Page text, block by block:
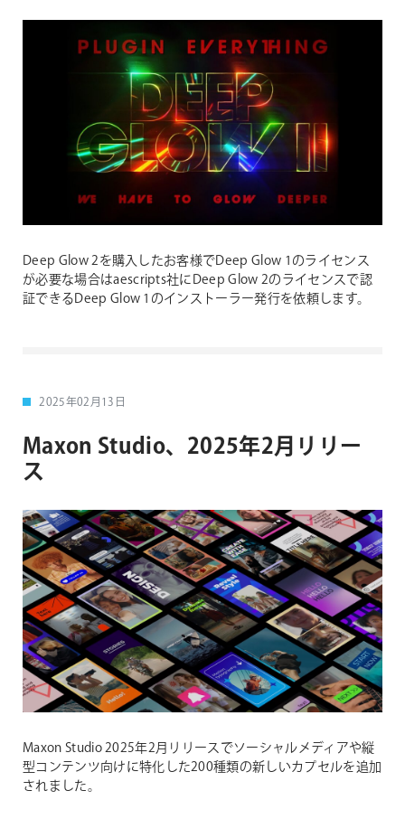
Deep Glow 2を購入したお客様でDeep Glow 1のライセンス
が必要な場合はaescripts社にDeep Glow 2のライセンスで認
証できるDeep Glow 1のインストーラー発行を依頼します。
2025年02月13日
Maxon Studio、2025年2月リリー
ス
Maxon Studio 2025年2月リリースでソーシャルメディアや縦
型コンテンツ向けに特化した200種類の新しいカプセルを追加
されました。